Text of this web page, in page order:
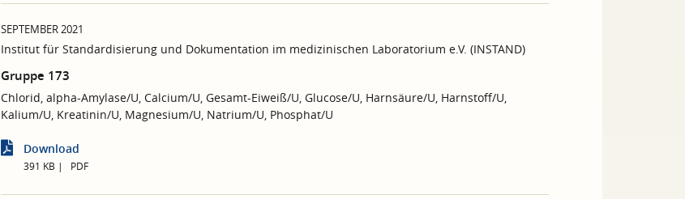
SEPTEMBER 2021
Institut für Standardisierung und Dokumentation im medizinischen Laboratorium e.V. (INSTAND)
Gruppe 173
Chlorid, alpha-Amylase/U, Calcium/U, Gesamt-Eiweiß/U, Glucose/U, Harnsäure/U, Harnstoff/U,
Kalium/U, Kreatinin/U, Magnesium/U, Natrium/U, Phosphat/U
Download
391 KB PDF